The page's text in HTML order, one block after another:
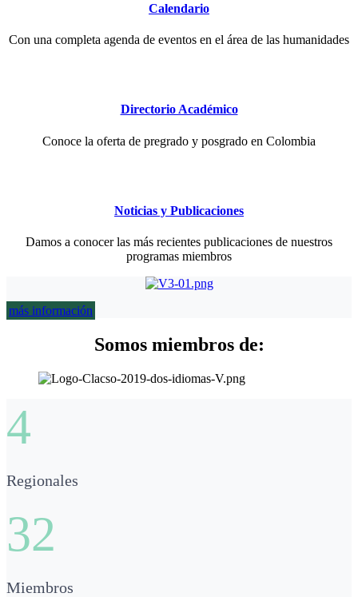
Calendario
Con una completa agenda de eventos en el área de las humanidades
Directorio Académico
Conoce la oferta de pregrado y posgrado en Colombia
Noticias y Publicaciones
Damos a conocer las más recientes publicaciones de nuestros
programas miembros
más información
Somos miembros de:
4
Regionales
32
Miembros